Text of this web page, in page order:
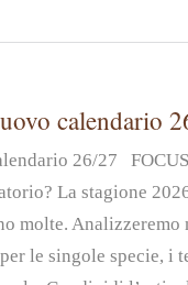
calendario
26/27
La stagione
molte.
le singole specie, i